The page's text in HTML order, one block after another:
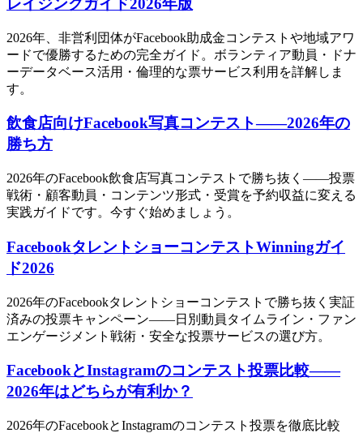
レイジングガイド2026年版
2026年、非営利団体がFacebook助成金コンテストや地域アワ
ードで優勝するための完全ガイド。ボランティア動員・ドナ
ーデータベース活用・倫理的な票サービス利用を詳解しま
す。
飲食店向けFacebook写真コンテスト——2026年の
勝ち方
2026年のFacebook飲食店写真コンテストで勝ち抜く——投票
戦術・顧客動員・コンテンツ形式・受賞を予約収益に変える
実践ガイドです。今すぐ始めましょう。
FacebookタレントショーコンテストWinningガイ
ド2026
2026年のFacebookタレントショーコンテストで勝ち抜く実証
済みの投票キャンペーン——日別動員タイムライン・ファン
エンゲージメント戦術・安全な投票サービスの選び方。
FacebookとInstagramのコンテスト投票比較——
2026年はどちらが有利か？
2026年のFacebookとInstagramのコンテスト投票を徹底比較